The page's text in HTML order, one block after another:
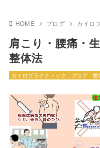
HOME ブログ カイロ
肩こり・腰痛・
整体法
カイロプラクティック ブログ 整